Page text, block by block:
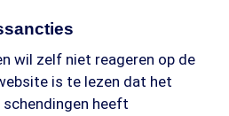
wil zelf niet reageren op de
is te lezen dat het
schendingen heeft